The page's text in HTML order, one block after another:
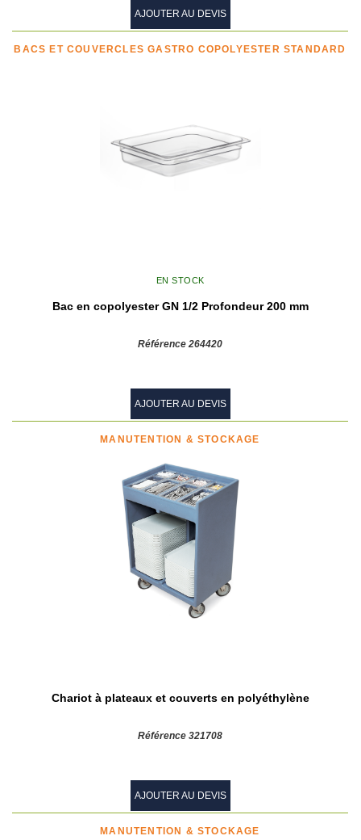
AJOUTER AU DEVIS
BACS ET COUVERCLES GASTRO COPOLYESTER STANDARD
EN STOCK
Bac en copolyester GN 1/2 Profondeur 200 mm
Référence 264420
AJOUTER AU DEVIS
MANUTENTION & STOCKAGE
Chariot à plateaux et couverts en polyéthylène
Référence 321708
AJOUTER AU DEVIS
MANUTENTION & STOCKAGE